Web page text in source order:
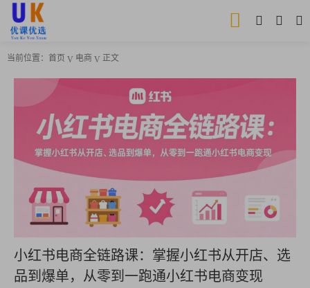
当前位置： 首页 电商 正文
小红书电商全链路课：掌握小红书从开店、选
品到爆单，从零到一跑通小红书电商变现